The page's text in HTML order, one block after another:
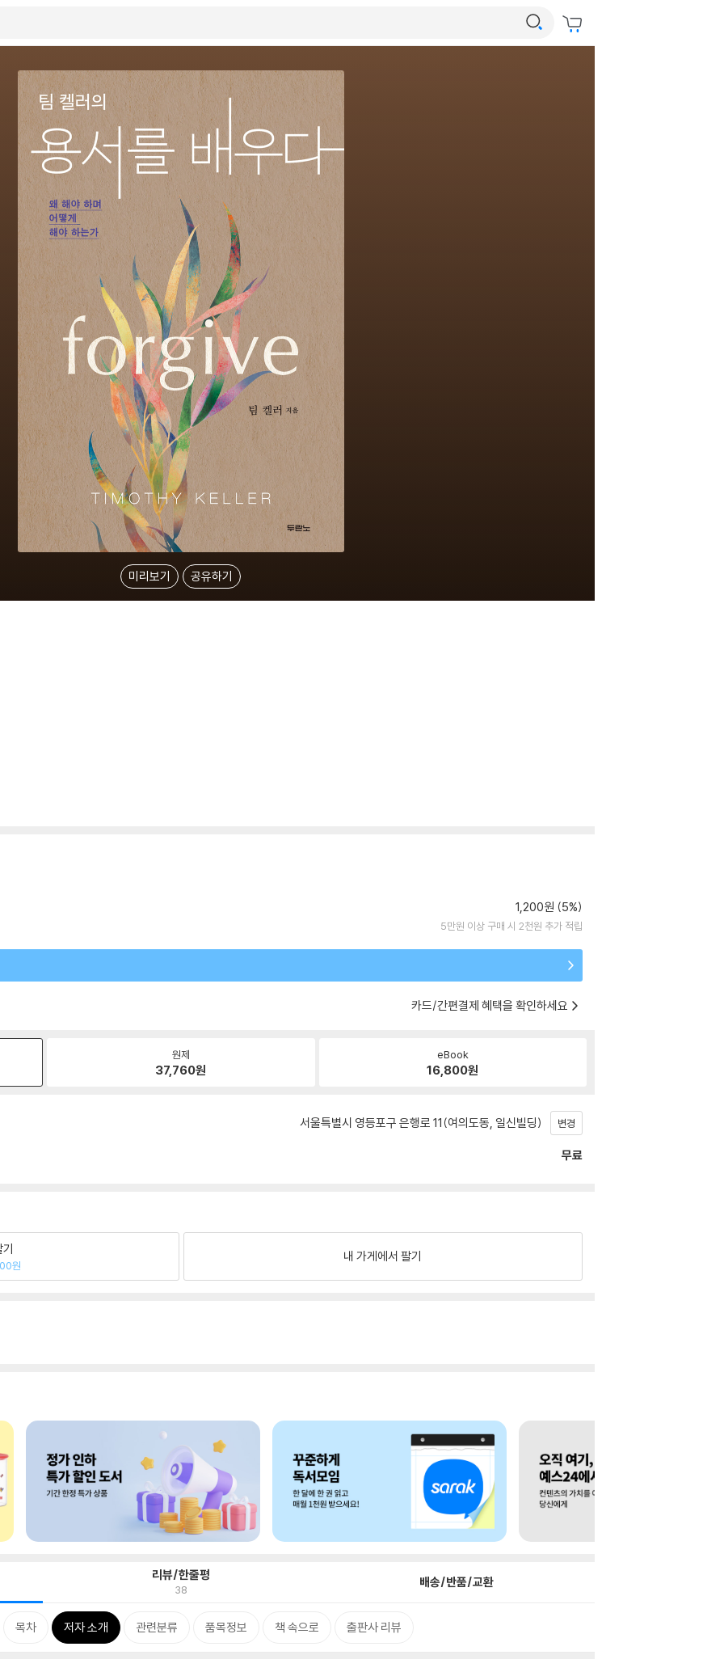
미리보기 공유하기
1,200원 (5%)
5만원 이상 구매 시 2천원 추가 적립
카드/간편결제 혜택을 확인하세요
원제
37,760원
eBook
16,800원
서울특별시 영등포구 은행로 11(여의도동, 일신빌딩) 변경
무료
원
내 가게에서 팔기
리뷰/한줄평
38 배송/반품/교환
목차 저자 소개 관련분류 품목정보 책 속으로 출판사 리뷰